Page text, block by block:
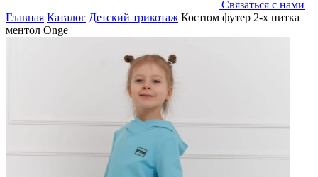
Связаться с нами
Главная Каталог Детский трикотаж Костюм футер 2-х нитка
ментол Onge